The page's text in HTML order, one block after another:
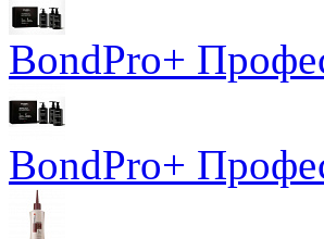
BondPro+
BondPro+